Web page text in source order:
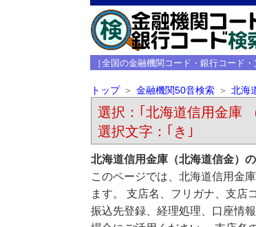
［全国の金融機関コード・銀行コード
トップ 金融機関50音検索 北海
選択：｢北海道信用金庫
選択文字：｢き｣
北海道信用金庫（北海道信金）
このページでは、北海道信用金
ます。 支店名、フリガナ、支店
振込先登録、経理処理、口座情